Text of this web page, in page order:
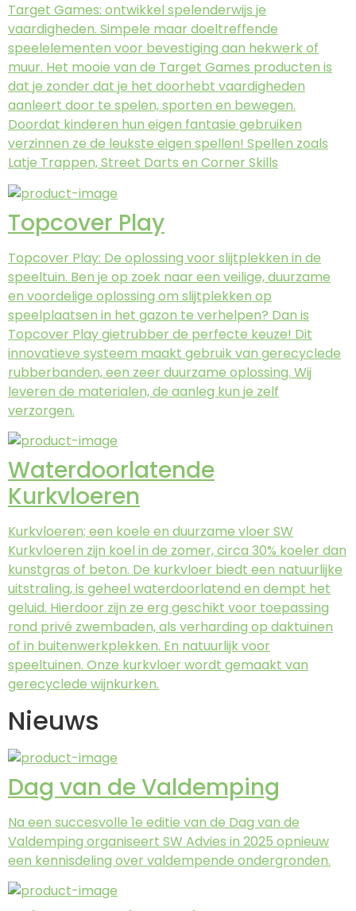
Target Games: ontwikkel spelenderwijs je
vaardigheden. Simpele maar doeltreffende
speelelementen voor bevestiging aan hekwerk of
muur. Het mooie van de Target Games producten is
dat je zonder dat je het doorhebt vaardigheden
aanleert door te spelen, sporten en bewegen.
Doordat kinderen hun eigen fantasie gebruiken
verzinnen ze de leukste eigen spellen! Spellen zoals
Latje Trappen, Street Darts en Corner Skills
Topcover Play
Topcover Play: De oplossing voor slijtplekken in de
speeltuin. Ben je op zoek naar een veilige, duurzame
en voordelige oplossing om slijtplekken op
speelplaatsen in het gazon te verhelpen? Dan is
Topcover Play gietrubber de perfecte keuze! Dit
innovatieve systeem maakt gebruik van gerecyclede
rubberbanden, een zeer duurzame oplossing. Wij
leveren de materialen, de aanleg kun je zelf
verzorgen.
Waterdoorlatende
Kurkvloeren
Kurkvloeren; een koele en duurzame vloer SW
Kurkvloeren zijn koel in de zomer, circa 30% koeler dan
kunstgras of beton. De kurkvloer biedt een natuurlijke
uitstraling, is geheel waterdoorlatend en dempt het
geluid. Hierdoor zijn ze erg geschikt voor toepassing
rond privé zwembaden, als verharding op daktuinen
of in buitenwerkplekken. En natuurlijk voor
speeltuinen. Onze kurkvloer wordt gemaakt van
gerecyclede wijnkurken.
Nieuws
Dag van de Valdemping
Na een succesvolle 1e editie van de Dag van de
Valdemping organiseert SW Advies in 2025 opnieuw
een kennisdeling over valdempende ondergronden.